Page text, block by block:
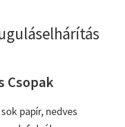
Csopak
papír, nedves